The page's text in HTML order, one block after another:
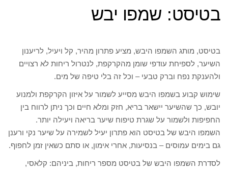
בטיסט: שמפו יבש
בטיסט, מותג השמפו היבש, מציע פתרון מהיר, קל ויעיל, לריענון
השיער, לספיחת עודפי שומן מהקרקפת, לנטרול ריחות לא רצויים
ולהענקת נפח וברק טבעי – וכל זה בלי טיפה של מים.
שימוש קבוע בשמפו היבש מסייע לשמור על איזון הקרקפת ולמנוע
יובש, כך שהשיער יישאר בריא, חזק ומלא חיים וכך ניתן לרווח בין
החפיפות ולשמור על שגרת טיפוח שיער בריאה ויעילה יותר.
השמפו היבש של בטיסט הוא פתרון יעיל לשמירה על שיער נקי ורענן
גם בימים עמוסים – בנסיעות, אחרי אימון, או סתם כשאין זמן לחפוף.
לסדרת השמפו היבש של בטיסט מספר ריחות, ביניהם: קלאסי,